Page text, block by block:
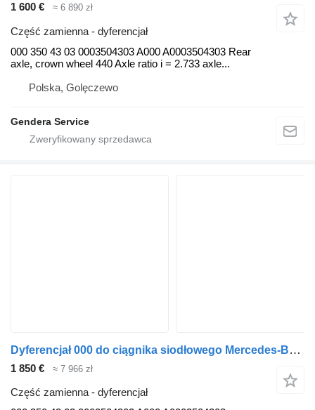
1 600 € ≈ 6 890 zł
Część zamienna - dyferencjał
000 350 43 03 0003504303 A000 A0003504303 Rear
axle, crown wheel 440 Axle ratio i = 2.733 axle...
Polska, Golęczewo
Gendera Service
Dyferencjał 000 do ciągnika siodłowego Mercedes-Benz Actros MP4 Atego Antos
1 850 € ≈ 7 966 zł
Część zamienna - dyferencjał